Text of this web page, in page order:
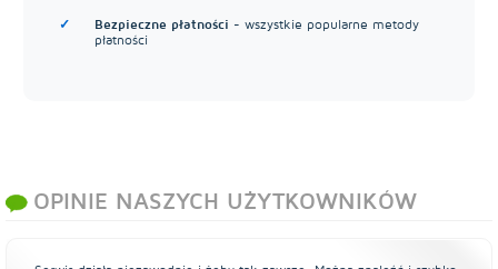
Bezpieczne płatności - wszystkie popularne metody
płatności
OPINIE NASZYCH UŻYTKOWNIKÓW